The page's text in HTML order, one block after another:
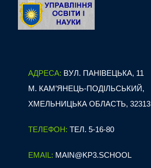
АДРЕСА: ВУЛ. ПАНІВЕЦЬКА, 11
М. КАМ’ЯНЕЦЬ-ПОДІЛЬСЬКИЙ,
ХМЕЛЬНИЦЬКА ОБЛАСТЬ, 32313
ТЕЛЕФОН: ТЕЛ. 5-16-80
EMAIL: MAIN@KP3.SCHOOL